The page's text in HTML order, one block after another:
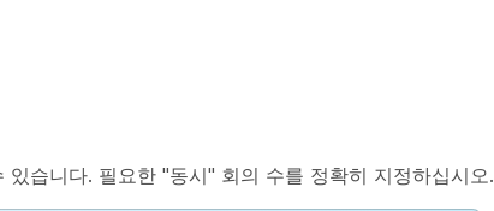
습니다. 필요한 "동시" 회의 수를 정확히 지정하십시오.